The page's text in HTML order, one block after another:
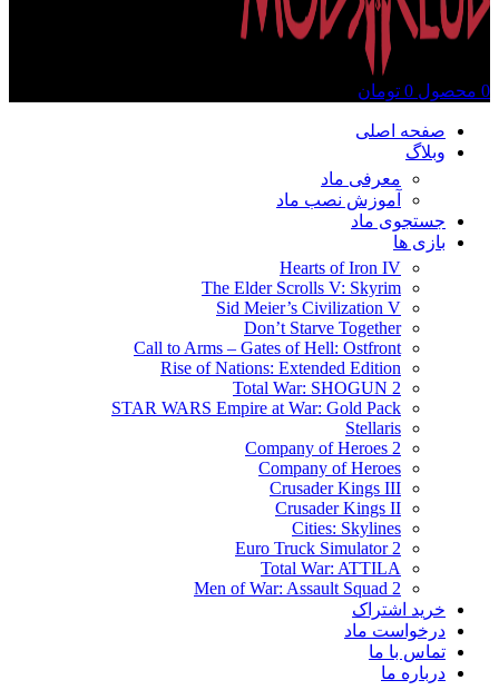
0 محصول 0 تومان
صفحه اصلی
وبلاگ
معرفی ماد
آموزش نصب ماد
جستجوی ماد
بازی ها
Hearts of Iron IV
The Elder Scrolls V: Skyrim
Sid Meier’s Civilization V
Don’t Starve Together
Call to Arms – Gates of Hell: Ostfront
Rise of Nations: Extended Edition
Total War: SHOGUN 2
STAR WARS Empire at War: Gold Pack
Stellaris
Company of Heroes 2
Company of Heroes
Crusader Kings III
Crusader Kings II
Cities: Skylines
Euro Truck Simulator 2
Total War: ATTILA
Men of War: Assault Squad 2
خرید اشتراک
درخواست ماد
تماس با ما
درباره ما